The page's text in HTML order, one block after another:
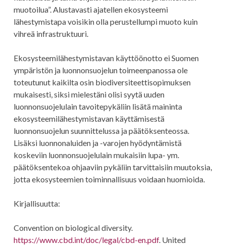
muotoilua”. Alustavasti ajatellen ekosysteemi
lähestymistapa voisikin olla perustellumpi muoto kuin
vihreä infrastruktuuri.
Ekosysteemilähestymistavan käyttöönotto ei Suomen
ympäristön ja luonnonsuojelun toimeenpanossa ole
toteutunut kaikilta osin biodiversiteettisopimuksen
mukaisesti, siksi mielestäni olisi syytä uuden
luonnonsuojelulain tavoitepykäliin lisätä maininta
ekosysteemilähestymistavan käyttämisestä
luonnonsuojelun suunnittelussa ja päätöksenteossa.
Lisäksi luonnonaluiden ja -varojen hyödyntämistä
koskeviin luonnonsuojelulain mukaisiin lupa- ym.
päätöksentekoa ohjaaviin pykäliin tarvittaisiin muutoksia,
jotta ekosysteemien toiminnallisuus voidaan huomioida.
Kirjallisuutta:
Convention on biological diversity.
https://www.cbd.int/doc/legal/cbd-en.pdf. United